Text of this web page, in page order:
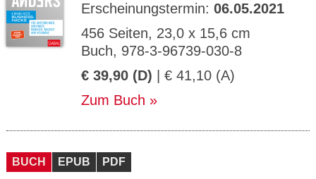
Erscheinungstermin: 06.05.2021
456 Seiten, 23,0 x 15,6 cm
Buch, 978-3-96739-030-8
€ 39,90 (D) | € 41,10 (A)
Zum Buch
BUCH EPUB PDF